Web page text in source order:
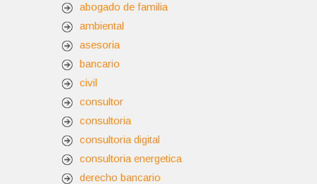
abogado de familia
ambiental
asesoria
bancario
civil
consultor
consultoria
consultoria digital
consultoria energetica
derecho bancario